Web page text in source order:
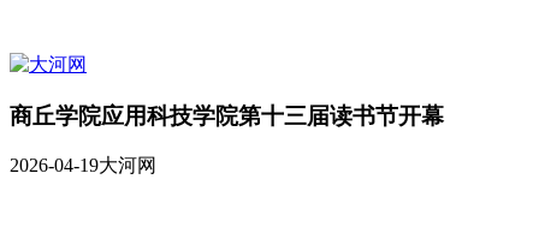
商丘学院应用科技学院第十三届读书节开幕
2026-04-19大河网